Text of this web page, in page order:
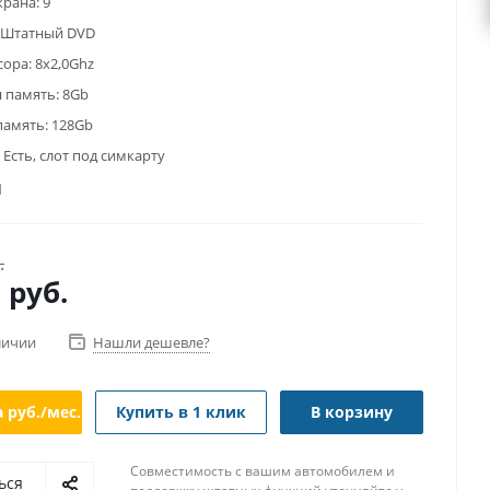
DVD
8x2,0Ghz
память:8Gb
128Gb
Есть, слот под симкарту
руб.
Нашли дешевле?
руб./мес. Купить в 1 клик В корзину
Совместимость с вашим автомобилем и